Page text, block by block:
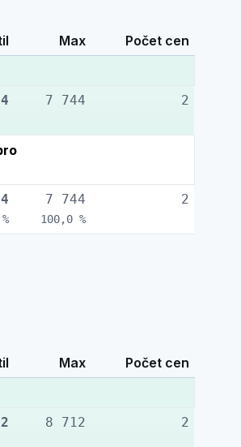
Max
Počet cen
7 744 2
7 744
100,0 %
2
Max
Počet cen
8 712 2